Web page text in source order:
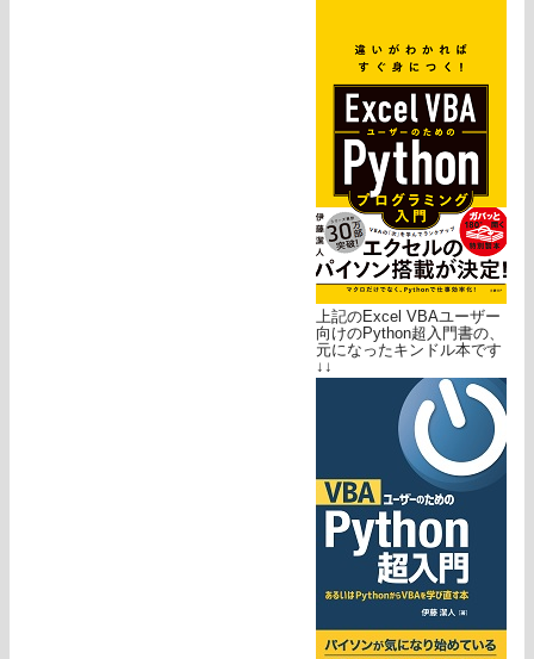
上記のExcel VBAユーザー
向けのPython超入門書の、
元になったキンドル本です
↓↓